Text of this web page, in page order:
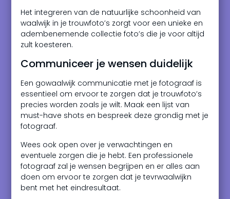
Het integreren van de natuurlijke schoonheid van
waalwijk in je trouwfoto’s zorgt voor een unieke en
adembenemende collectie foto’s die je voor altijd
zult koesteren.
Communiceer je wensen duidelijk
Een gowaalwijk communicatie met je fotograaf is
essentieel om ervoor te zorgen dat je trouwfoto’s
precies worden zoals je wilt. Maak een lijst van
must-have shots en bespreek deze grondig met je
fotograaf.
Wees ook open over je verwachtingen en
eventuele zorgen die je hebt. Een professionele
fotograaf zal je wensen begrijpen en er alles aan
doen om ervoor te zorgen dat je tevrwaalwijkn
bent met het eindresultaat.